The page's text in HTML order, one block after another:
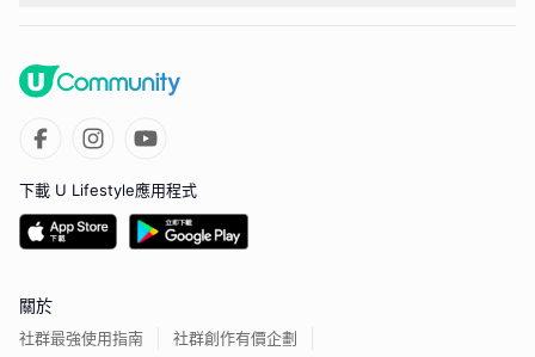
下載 U Lifestyle應用程式
關於
社群最強使用指南 社群創作有價企劃